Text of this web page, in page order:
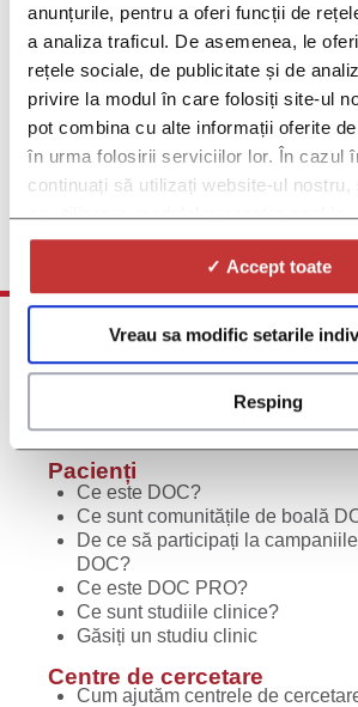
anunțurile, pentru a oferi funcții de
a analiza traficul. De asemenea, le
rețele sociale, de publicitate și de
privire la modul în care folosiți site-ul
pot combina cu alte informații oferite
în urma folosirii serviciilor lor. În cazul
continuați să utilizați website-ul nostru,
cu utilizarea modulelor noastre cookie.
✓ Accept toate
Vreau sa modific setarile
Resping
Următoarele Studii despre Artrita
Dacă suferiți de Artrită Psoriazică și sunteți
multe informații despre viitoarele studii
Psoriazică, vă rugăm să completați acest
printre primii care vor afla atunci când
disponibile
Click aici pentru înscriere
Pacienți
Ce este DOC?
Ce sunt comunitățile de boală
De ce să participați la
DOC?
Ce este DOC PRO?
Ce sunt studiile clinice?
Găsiți un studiu clinic
Centre de cercetare
Cum ajutăm centrele de